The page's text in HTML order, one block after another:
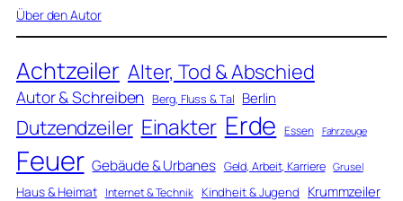
Über den Autor
Achtzeiler Alter, Tod & Abschied
Autor & Schreiben Berg, Fluss & Tal Berlin
Dutzendzeiler Einakter Erde Essen Fahrzeuge
Feuer Gebäude & Urbanes Geld, Arbeit, Karriere Grusel
Haus & Heimat Internet & Technik Kindheit & Jugend Krummzeiler